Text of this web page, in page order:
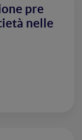
pre
nelle